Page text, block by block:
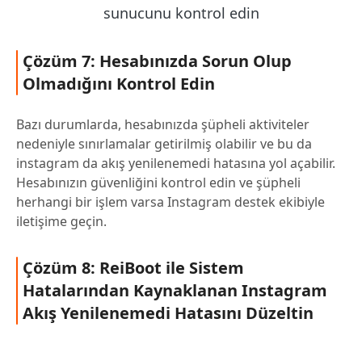
Çözüm 7: Hesabınızda Sorun Olup
Olmadığını Kontrol Edin
Bazı durumlarda, hesabınızda şüpheli aktiviteler
nedeniyle sınırlamalar getirilmiş olabilir ve bu da
instagram da akış yenilenemedi hatasına yol açabilir.
Hesabınızın güvenliğini kontrol edin ve şüpheli
herhangi bir işlem varsa Instagram destek ekibiyle
iletişime geçin.
Çözüm 8: ReiBoot ile Sistem
Hatalarından Kaynaklanan Instagram
Akış Yenilenemedi Hatasını Düzeltin